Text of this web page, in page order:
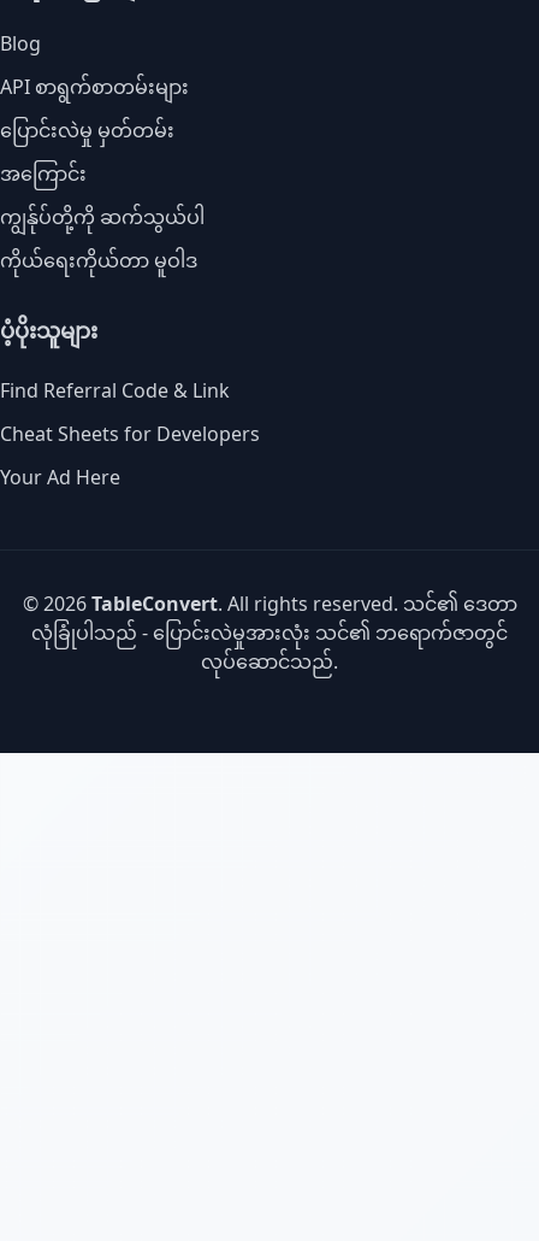
Blog
API စာရွက်စာတမ်းများ
ပြောင်းလဲမှု မှတ်တမ်း
အကြောင်း
ကျွန်ုပ်တို့ကို ဆက်သွယ်ပါ
ကိုယ်ရေးကိုယ်တာ မူဝါဒ
ပံ့ပိုးသူများ
Find Referral Code & Link
Cheat Sheets for Developers
Your Ad Here
© 2026TableConvert. All rights reserved. သင်၏ ဒေတာ
လုံခြုံပါသည် - ပြောင်းလဲမှုအားလုံး သင်၏ ဘရောက်ဇာတွင်
လုပ်ဆောင်သည်.